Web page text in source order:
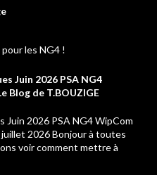
les NG4 !
Juin 2026 PSA NG4
Blog de T.BOUZIGE
Juin 2026 PSA NG4 WipCom
2026 Bonjour à toutes
voir comment mettre à